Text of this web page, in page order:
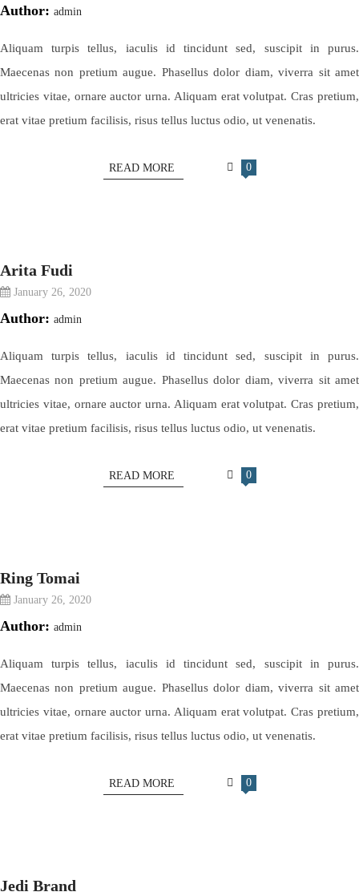
Author: admin
Aliquam turpis tellus, iaculis id tincidunt sed, suscipit in purus.
Maecenas non pretium augue. Phasellus dolor diam, viverra sit amet
ultricies vitae, ornare auctor urna. Aliquam erat volutpat. Cras pretium,
erat vitae pretium facilisis, risus tellus luctus odio, ut venenatis.
READ MORE 0
Arita Fudi
January 26, 2020
Author: admin
Aliquam turpis tellus, iaculis id tincidunt sed, suscipit in purus.
Maecenas non pretium augue. Phasellus dolor diam, viverra sit amet
ultricies vitae, ornare auctor urna. Aliquam erat volutpat. Cras pretium,
erat vitae pretium facilisis, risus tellus luctus odio, ut venenatis.
READ MORE 0
Ring Tomai
January 26, 2020
Author: admin
Aliquam turpis tellus, iaculis id tincidunt sed, suscipit in purus.
Maecenas non pretium augue. Phasellus dolor diam, viverra sit amet
ultricies vitae, ornare auctor urna. Aliquam erat volutpat. Cras pretium,
erat vitae pretium facilisis, risus tellus luctus odio, ut venenatis.
READ MORE 0
Jedi Brand